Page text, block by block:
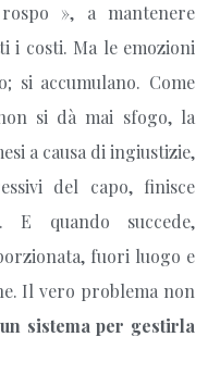
», a mantenere
i costi. Ma le emozioni
si accumulano. Come
si dà mai sfogo, la
a causa di ingiustizie,
del capo, finisce
E quando succede,
fuori luogo e
Il vero problema non
sistema per gestirla